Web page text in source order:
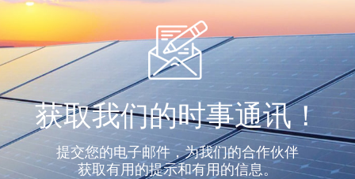
获取我们的时事通讯！
提交您的电子邮件，为我们的合作伙伴
获取有用的提示和有用的信息。